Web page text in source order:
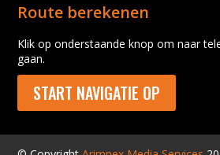
Route berekenen
Klik op onderstaande knop om naar
gaan.
START NAVIGATIE OP